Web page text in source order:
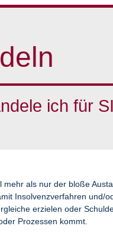
ich für
mehr als nur der bloße
Insolvenzverfahren und/
erzielen oder
Prozessen kommt.